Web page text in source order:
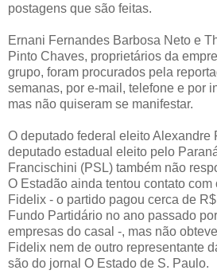
postagens que são feitas.
Ernani Fernandes Barbosa Neto e
Pinto Chaves, proprietários da
grupo, foram procurados pela
semanas, por e-mail, telefone e por
mas não quiseram se manifestar.
O deputado federal eleito Alexandre
deputado estadual eleito pelo
Francischini (PSL) também não
O Estadão ainda tentou contato
Fidelix - o partido pagou cerca de
Fundo Partidário no ano passado
empresas do casal -, mas não
Fidelix nem de outro representante
são do jornal O Estado de S. Paulo.